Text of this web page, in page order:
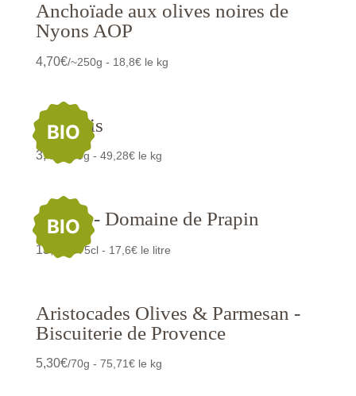
Anchoïade aux olives noires de
Nyons AOP
4,70€/~250g - 18,8€ le kg
BIO
Anchois
3,40 /69g - 49,28€ le kg
BIO
Antica - Domaine de Prapin
13,20 /75cl - 17,6€ le litre
Aristocades Olives & Parmesan -
Biscuiterie de Provence
5,30€/70g - 75,71€ le kg